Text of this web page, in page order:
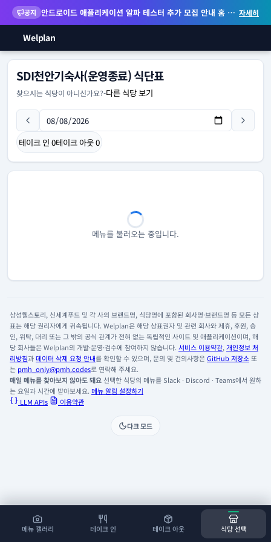
공지 안드로이드 애플리케이션 알파 테스터 추가 모집 안내 홈 화면 위젯 등 지원 자세히
Welplan
메뉴 갤러리 테이크 인 테이크 아웃 식당 선택
SDI천안기숙사(운영종료) 식단표
찾으시는 식당이 아니신가요?-다른 식당 보기
테이크 인 0테이크 아웃0
메뉴를 불러오는 중입니다.
삼성웰스토리, 신세계푸드 및 각 사의 브랜드명, 식당명에 포함된 회사명·브랜드명 등 모든 상
표는 해당 권리자에게 귀속됩니다. Welplan은 해당 상표권자 및 관련 회사와 제휴, 후원, 승
인, 위탁, 대리 또는 그 밖의 공식 관계가 전혀 없는 독립적인 사이트 및 애플리케이션이며, 해
당 회사들은 Welplan의 개발·운영·검수에 참여하지 않습니다. 서비스 이용약관, 개인정보 처
리방침과데이터 삭제 요청 안내를 확인할 수 있으며, 문의 및 건의사항은GitHub 저장소 또
는 pmh_only@pmh.codes로 연락해 주세요.
매일 메뉴를 찾아보지 않아도 돼요선택한 식당의 메뉴를 Slack · Discord · Teams에서 원하
는 요일과 시간에 받아보세요. 메뉴 알림 설정하기
LLM APIs
이용약관
다크 모드